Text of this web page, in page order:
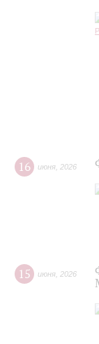
16 июня 2026
15 июня 2026